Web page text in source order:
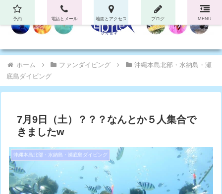
ホーム ファンダイビング
沖縄本島北部・水納島・瀬
底島ダイビング
7月9日（土）？？？なんとか５人集合で
きましたw
沖縄本島北部・水納島・瀬底島ダイビング
予約 電話とメール 地図とアクセス ブログ MENU